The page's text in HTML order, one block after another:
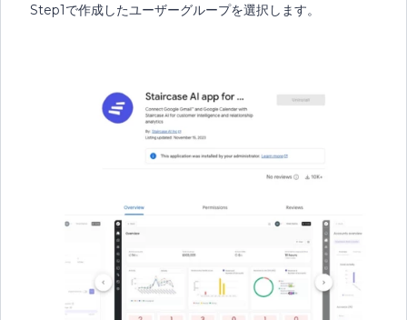
Step1で作成したユーザーグループを選択します。